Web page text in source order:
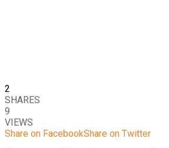
2
SHARES
9
VIEWS
Share on FacebookShare on Twitter